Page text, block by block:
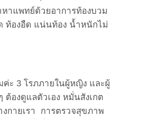
าแพทย์ด้วยอาการท้องบวม
ท้องอืด แน่นท้อง น้ำหนักไม่
ค่ะ 3 โรภภายในผู้หญิง และผู้
ต้องดูแลตัวเอง หมั่นสังเกต
งกายเรา การตรวจสุขภาพ